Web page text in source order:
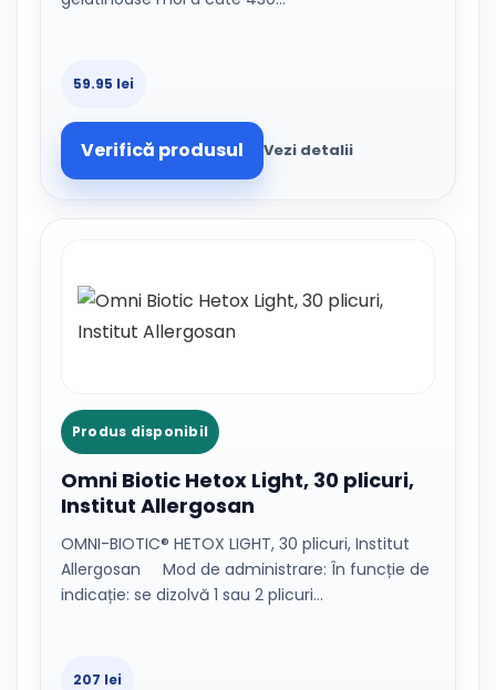
59.95 lei
Verifică produsul Vezi detalii
Produs disponibil
Omni Biotic Hetox Light, 30 plicuri,
Institut Allergosan
OMNI-BIOTIC® HETOX LIGHT, 30 plicuri, Institut
Allergosan Mod de administrare: În funcție de
indicație: se dizolvă 1 sau 2 plicuri…
207 lei